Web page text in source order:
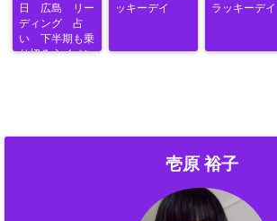
日 広島 リー
ディング 占
い 下半期も乗
り切ろうイベン
ッキーデイ
ラッキーデイ
壱原 裕子